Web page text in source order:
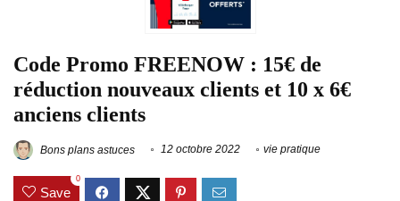
Code Promo FREENOW : 15€ de
réduction nouveaux clients et 10 x 6€
anciens clients
Bons plans astuces 12 octobre 2022 vie pratique
Save
0